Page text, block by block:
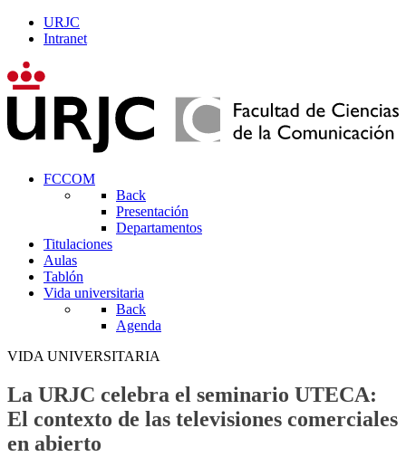
URJC
Intranet
FCCOM
Back
Presentación
Departamentos
Titulaciones
Aulas
Tablón
Vida universitaria
Back
Agenda
VIDA UNIVERSITARIA
La URJC celebra el seminario UTECA:
El contexto de las televisiones comerciales
en abierto